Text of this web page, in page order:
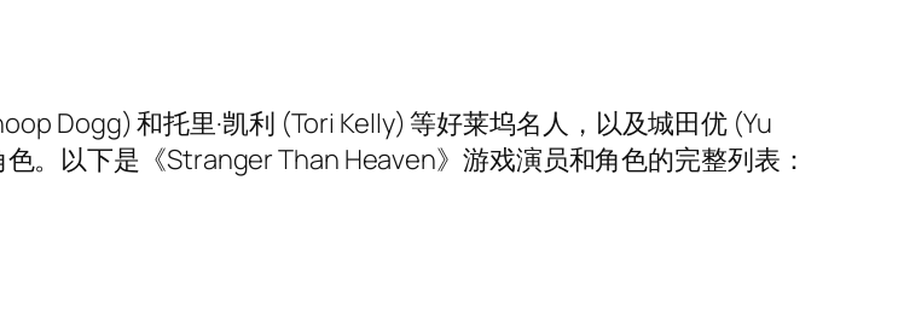
Dogg) 和托里·凯利 (Tori Kelly) 等好莱坞名人，以及城田优 (Yu
。以下是《Stranger Than Heaven》游戏演员和角色的完整列表：